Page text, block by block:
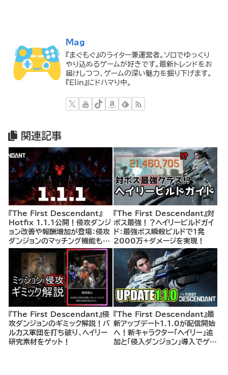
Mag
『まぐもぐ』のライター兼運営者。ソロでゆっくり
やり込めるゲームが好きです。最新トレンドをお
届けしつつ、ゲームの深い魅力を掘り下げます。
『Elin』にドハマり中。
関連記事
『The First Descendant』
Hotfix 1.1.1公開！侵攻ダンジ
ョン改善や報酬増加が登場：侵攻
ダンジョンのマッチング機能も実
装予定とアナウンス
『The First Descendant』対
ボス最強！？ヘイリービルドガイ
ド：最強ボス瞬殺ビルドで1発
2000万+ダメージを実現！
『The First Descendant』侵
攻ダンジョンのギミック解説！バ
ルカス軍団を打ち破り、ヘイリー
研究素材をゲット！
『The First Descendant』最
新アップデート1.1.0が配信開始
へ！新キャラクター「ヘイリー」追
加と「侵入ダンジョン」導入でゲー